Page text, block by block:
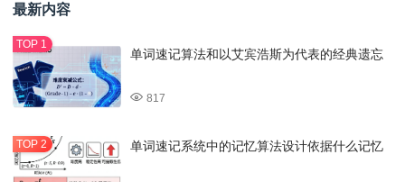
最新内容
单词速记算法和以艾宾浩斯为代表的经典遗忘
817
单词速记系统中的记忆算法设计依据什么记忆